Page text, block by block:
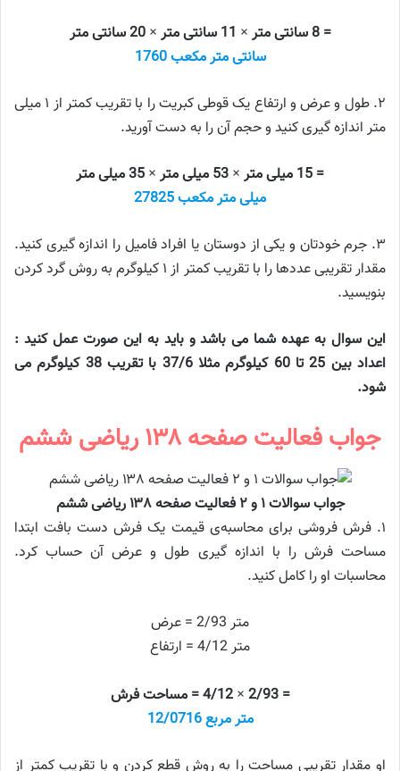
= 8 سانتی متر × 11 سانتی متر × 20 سانتی متر
سانتی متر مکعب 1760
۲. طول و عرض و ارتفاع یک قوطی کبریت را با تقریب کمتر از ۱ میلی
متر اندازه گیری کنید و حجم آن را به دست آورید.
= 15 میلی متر × 53 میلی متر × 35 میلی متر
میلی متر مکعب 27825
۳. جرم خودتان و یکی از دوستان یا افراد فامیل را اندازه گیری کنید.
مقدار تقریبی عددها را با تقریب کمتر از ۱ کیلوگرم به روش گرد کردن
بنویسید.
این سوال به عهده شما می باشد و باید به این صورت عمل کنید :
اعداد بین 25 تا 60 کیلوگرم مثلا 37/6 با تقریب 38 کیلوگرم می
شود.
جواب فعالیت صفحه ۱۳۸ ریاضی ششم
جواب سوالات ۱ و ۲ فعالیت صفحه ۱۳۸ ریاضی ششم
۱. فرش فروشی برای محاسبه‌ی قیمت یک فرش دست بافت ابتدا
مساحت فرش را با اندازه گیری طول و عرض آن حساب کرد.
محاسبات او را کامل کنید.
متر 2/93 = عرض
متر 4/12 = ارتفاع
= 2/93 × 4/12 = مساحت فرش
متر مربع 12/0716
او مقدار تقریبی مساحت را به روش قطع کردن و با تقریب کمتر از